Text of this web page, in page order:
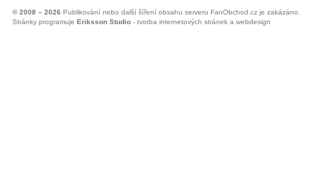
© 2008 – 2026 Publikování nebo další šíření obsahu serveru FanObchod.cz je zakázáno.
Stránky programuje Eriksson Studio - tvorba internetových stránek a webdesign